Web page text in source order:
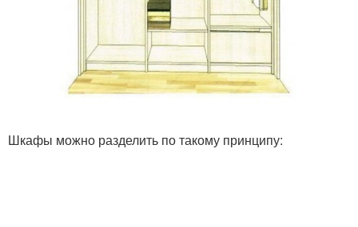
Шкафы можно разделить по такому принципу: